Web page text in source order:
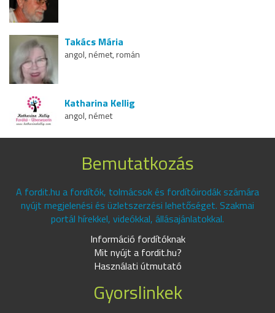
Takács Mária
angol, német, román
Katharina Kellig
angol, német
Bemutatkozás
A fordit.hu a fordítók, tolmácsok és fordítóirodák számára
nyújt megjelenési és üzletszerzési lehetőséget. Szakmai
portál hírekkel, videókkal, állásajánlatokkal.
Információ fordítóknak
Mit nyújt a fordit.hu?
Használati útmutató
Gyorslinkek